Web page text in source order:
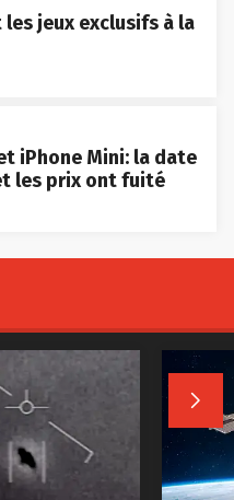
les jeux exclusifs à la
iPhone Mini: la date
les prix ont fuité
